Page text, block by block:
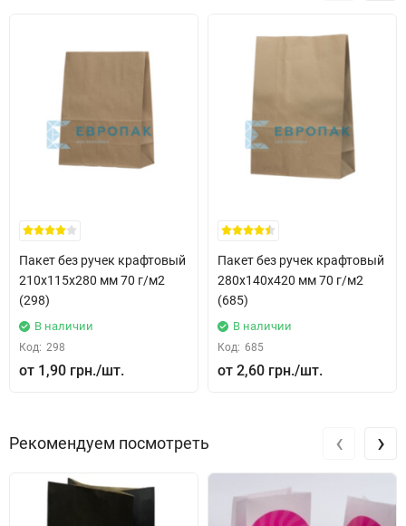
Рекомендации
рекомендовано для упаковки гамбургеров, шаурмы;
не хранить в местах, где высокая влажность или есть
возможность попадания влаги;
не для многоразового использования.
время, а также упрощаете и усовершенствуете учет расходников
в заведении.
Упаковка белой крафт бумаги вмещает 1000 листов,
соответственно легко высчитать сколько бумаги уходит на
расходники. Оберточную бумагу в рулоне сложнее отмерить и
пересчитать в случае надобности.
Пакет без ручек крафтовый
210x115x280 мм 70 г/м2
(298)
В наличии
Код: 298
1,90 грн.
Пакет без ручек крафтовый
280x140x420 мм 70 г/м2
(685)
В наличии
Код: 685
2,60 грн.
Рекомендуем посмотреть ‹ ›